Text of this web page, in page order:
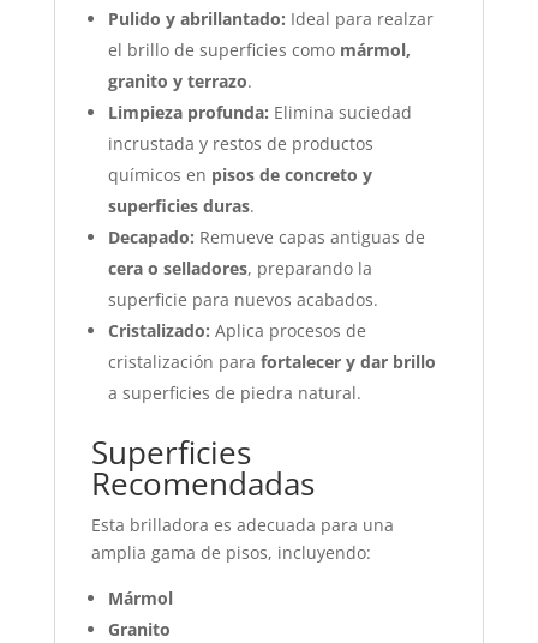
Pulido y abrillantado: Ideal para realzar
el brillo de superficies como mármol,
granito y terrazo.
Limpieza profunda: Elimina suciedad
incrustada y restos de productos
químicos en pisos de concreto y
superficies duras.
Decapado: Remueve capas antiguas de
cera o selladores, preparando la
superficie para nuevos acabados.
Cristalizado: Aplica procesos de
cristalización para fortalecer y dar brillo
a superficies de piedra natural.
Superficies
Recomendadas
Esta brilladora es adecuada para una
amplia gama de pisos, incluyendo:
Mármol
Granito